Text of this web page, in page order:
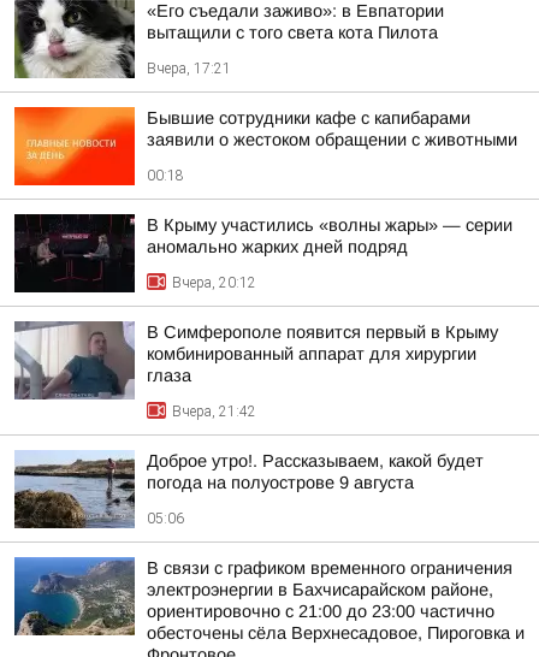
«Его съедали заживо»: в Евпатории
вытащили с того света кота Пилота
Вчера, 17:21
Бывшие сотрудники кафе с капибарами
заявили о жестоком обращении с животными
00:18
В Крыму участились «волны жары» — серии
аномально жарких дней подряд
Вчера, 20:12
В Симферополе появится первый в Крыму
комбинированный аппарат для хирургии
глаза
Вчера, 21:42
Доброе утро!. Рассказываем, какой будет
погода на полуострове 9 августа
05:06
В связи с графиком временного ограничения
электроэнергии в Бахчисарайском районе,
ориентировочно с 21:00 до 23:00 частично
обесточены сёла Верхнесадовое, Пироговка и